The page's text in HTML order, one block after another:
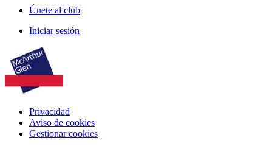
Únete al club
Iniciar sesión
Privacidad
Aviso de cookies
Gestionar cookies